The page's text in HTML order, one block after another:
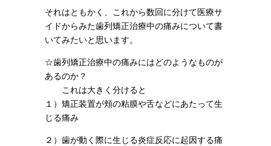
それはともかく、これから数回に分けて医療サ
イドからみた歯列矯正治療中の痛みについて書
いてみたいと思います。
☆歯列矯正治療中の痛みにはどのようなものが
あるのか？
これは大きく分けると
１）矯正装置が頬の粘膜や舌などにあたって生
じる痛み
２）歯が動く際に生じる炎症反応に起因する痛